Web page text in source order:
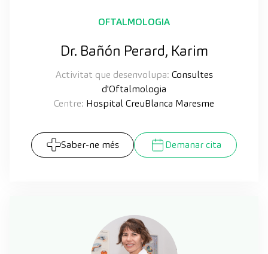
OFTALMOLOGIA
Dr. Bañón Perard, Karim
Activitat que desenvolupa: Consultes
d'Oftalmologia
Centre: Hospital CreuBlanca Maresme
Saber-ne més Demanar cita